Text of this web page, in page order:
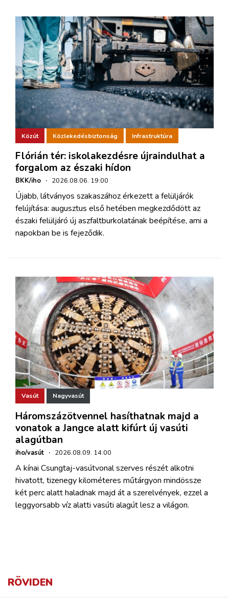
Közút Közlekedésbiztonság Infrastruktúra
Flórián tér: iskolakezdésre újraindulhat a
forgalom az északi hídon
BKK/iho · 2026.08.06. 19:00
Újabb, látványos szakaszához érkezett a felüljárók
felújítása: augusztus első hetében megkezdődött az
északi felüljáró új aszfaltburkolatának beépítése, ami a
napokban be is fejeződik.
Vasút Nagyvasút
Háromszázötvennel hasíthatnak majd a
vonatok a Jangce alatt kifúrt új vasúti
alagútban
iho/vasút · 2026.08.09. 14:00
A kínai Csungtaj-vasútvonal szerves részét alkotni
hivatott, tizenegy kilométeres műtárgyon mindössze
két perc alatt haladnak majd át a szerelvények, ezzel a
leggyorsabb víz alatti vasúti alagút lesz a világon.
RÖVIDEN